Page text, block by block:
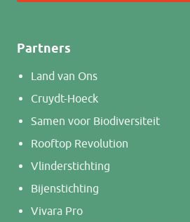
Partners
Land van Ons
Cruydt-Hoeck
Samen voor Biodiversiteit
Rooftop Revolution
Vlinderstichting
Bijenstichting
Vivara Pro